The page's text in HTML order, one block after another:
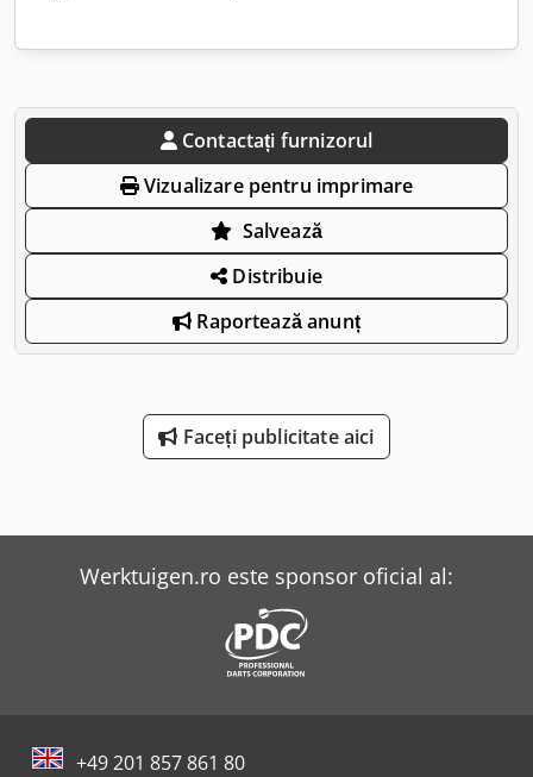
Contactați furnizorul
Vizualizare pentru imprimare
Salvează
Distribuie
Raportează anunț
Faceți publicitate aici
Werktuigen.ro este sponsor oficial al:
+49 201 857 861 80